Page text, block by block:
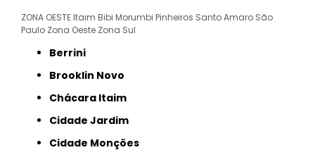
ZONA OESTE Itaim Bibi Morumbi Pinheiros Santo Amaro São
Paulo Zona Oeste Zona Sul
Berrini
Brooklin Novo
Chácara Itaim
Cidade Jardim
Cidade Monções